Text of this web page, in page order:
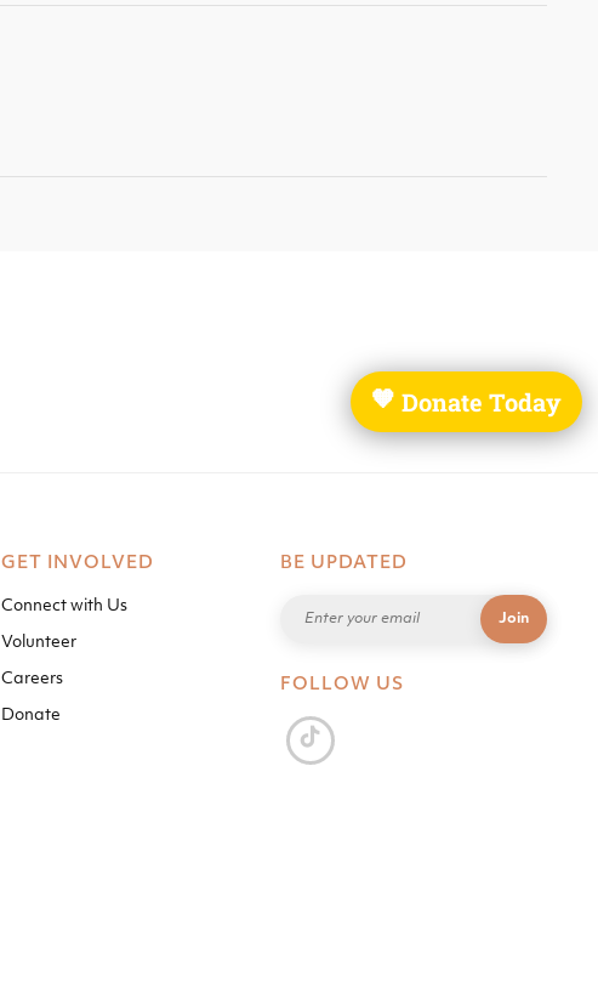
GET INVOLVED
Connect with Us
Volunteer
Careers
Donate
BE UPDATED
FOLLOW US
🧡 Donate Today